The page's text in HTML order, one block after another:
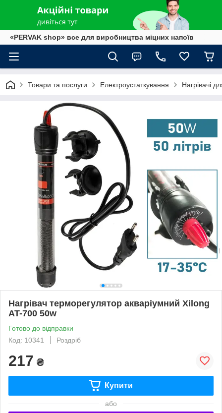
«PERVAK shop» все для виробництва міцних напоїв
Товари та послуги Електроустаткування Нагрівачі
Нагрівач терморегулятор акваріумний Xilong
AT-700 50w
Готово до відправки
Код: 10341
Роздріб
217 ₴
Купити
або